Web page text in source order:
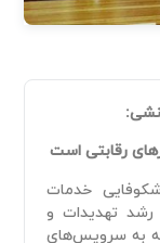
رقابتی است
خدمات
رشد تهدیدات و
به سرویس‌های